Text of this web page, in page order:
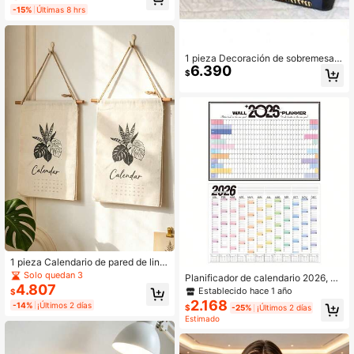
ción de Escritorio de Aula y Oficina
-15% Últimas 8 hrs
1 pieza Calendario de pared de lino
con patrón botánico vintage, calen
dario montado en la pared, pieza de
arte decorativa reutilizable para el
hogar
Solo quedan 3
$4.807
-14% ¡Últimos 2 días
1 pieza Decoración de sobremesa d
e luna creciente acrílica Eid Mubara
k, adorno para ambiente festivo
$6.390
Planificador de calendario 2026, ca
lendario de pared de cuadrícula gra
nde, lista de verificación y lista de t
areas pendientes, para organizació
n del hogar y la oficina, tamaño: 28.
5 pulgadas * 20.66 pulgadas
Establecido hace 1 año
$2.168 -25% ¡Últimos 2 días
Estimado